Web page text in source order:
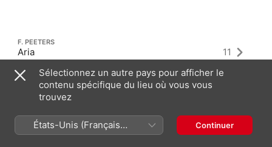
F. PEETERS
Aria
Op. 51a
11
Sélectionnez un autre pays pour afficher le
contenu spécifique du lieu où vous vous
trouvez
États-Unis (Français
France)
Continuer